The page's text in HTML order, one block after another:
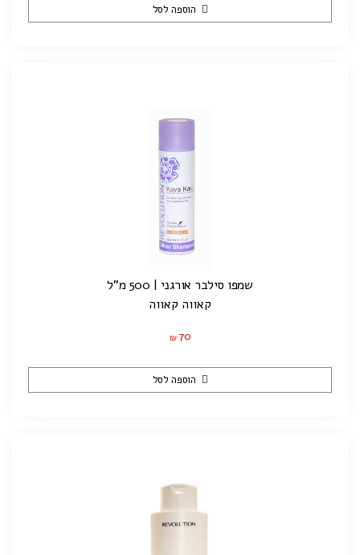
הוספה לסל
שמפו סילבר אורגני | 500 מ"ל
קאווה קאווה
₪ 70
הוספה לסל